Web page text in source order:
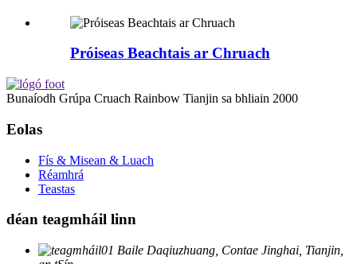
Próiseas Beachtais ar Chruach
Bunaíodh Grúpa Cruach Rainbow Tianjin sa bhliain 2000
Eolas
Fís & Misean & Luach
Réamhrá
Teastas
déan teagmháil linn
Baile Daqiuzhuang, Contae Jinghai, Tianjin,